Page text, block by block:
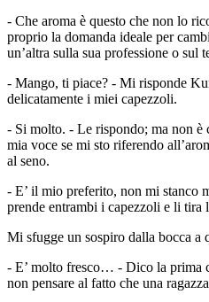
- Che aroma è questo che non lo
proprio la domanda ideale per
un’altra sulla sua professione o sul
- Mango, ti piace? - Mi risponde
delicatamente i miei capezzoli.
- Si molto. - Le rispondo; ma non è
mia voce se mi sto riferendo
al seno.
- E’ il mio preferito, non mi stanco
prende entrambi i capezzoli e li tira
Mi sfugge un sospiro dalla bocca a
- E’ molto fresco… - Dico la prima
non pensare al fatto che una